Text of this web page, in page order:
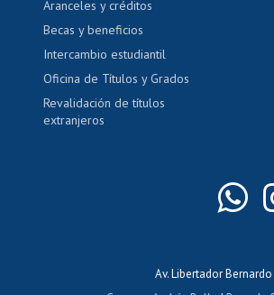
Certificado de títulos y grados
Mi Uchile Ayuda
Aranceles y créditos
Becas y beneficios
Intercambio estudiantil
Oficina de Títulos y Grados
Revalidación de títulos
extranjeros
Av. Libertador